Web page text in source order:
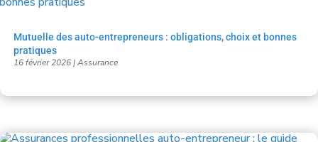
Mutuelle des auto-entrepreneurs : obligations, choix et bonnes
pratiques
16 février 2026|Assurance